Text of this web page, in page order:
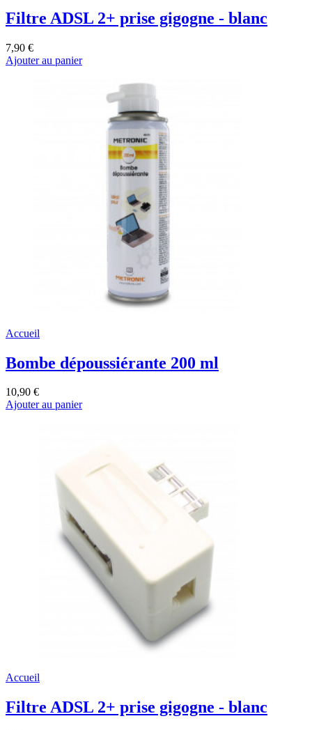
Filtre ADSL 2+ prise gigogne - blanc
7,90 €
Ajouter au panier
Accueil
Bombe dépoussiérante 200 ml
10,90 €
Ajouter au panier
Accueil
Filtre ADSL 2+ prise gigogne - blanc